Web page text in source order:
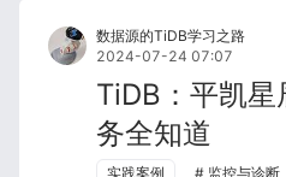
数据源的TiDB学习之路
2024-07-24 07:07
TiDB：平凯
务全知道
实践案例 监控与诊断